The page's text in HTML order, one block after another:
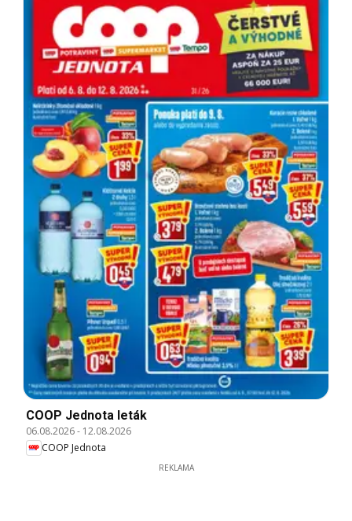
COOP Jednota leták
06.08.2026- 12.08.2026
COOP Jednota
REKLAMA